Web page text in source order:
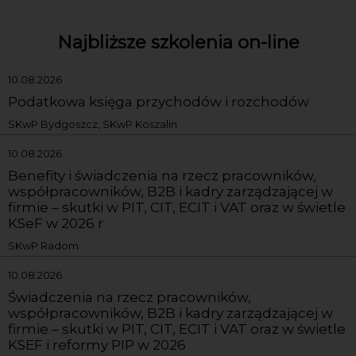
Najbliższe szkolenia on-line
10.08.2026
Podatkowa księga przychodów i rozchodów
SKwP Bydgoszcz, SKwP Koszalin
10.08.2026
Benefity i świadczenia na rzecz pracowników,
współpracowników, B2B i kadry zarządzającej w
firmie – skutki w PIT, CIT, ECIT i VAT oraz w świetle
KSeF w 2026 r
SKwP Radom
10.08.2026
Świadczenia na rzecz pracowników,
współpracowników, B2B i kadry zarządzającej w
firmie – skutki w PIT, CIT, ECIT i VAT oraz w świetle
KSEF i reformy PIP w 2026